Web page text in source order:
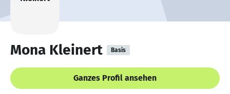
Mona Kleinert Basis
Ganzes Profil ansehen